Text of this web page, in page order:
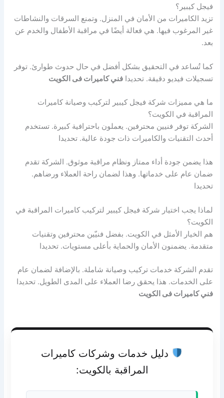
فيجل كيبير؟
تزيد الكاميرات من الأمان في المنزل. وتمنع السرقات والنشاطات
غير المرغوب فيها. هي فعالة أيضًا في مراقبة الأطفال والخدم عن
بعد.
كما تُساعد في التحقيق بشكل أفضل في حال حدوث طوارئ. توفر
تسجيلات فيديو دقيقة. تحديدافني كاميرات فى الكويت
ما هي مميزات شركة فيجل كيبير لتركيب وصيانة كاميرات
المراقبة في الكويت؟
الشركة توفر فنيين محترفين. يعملون باحترافية كبيرة. تستخدم
أحدث التقنيات والكاميرات ذات جودة عالية. تحديدا
هذا يضمن جودة أداء ممتاز ونظام مراقبة موثوق. الشركة تقدم
ضمان عام على خدماتها. وهذا لضمان راحة العملاء ورضاهم.
تحديدا
لماذا يجب اختيار شركة فيجل كيبير لتركيب كاميرات المراقبة في
الكويت؟
هم الخيار الأمثل في الكويت. بفضل فنيّين محترفين وتقنيات
متقدمة. يضمنون الأمان والحماية بأعلى مستويات. تحديدا
تقدم الشركة خدمات تركيب وصيانة شاملة. بالإضافة لضمان عام
على الخدمات. هذا يحقق رضا العملاء على المدى الطويل. تحديدا
فني كاميرات فى الكويت
دليل خدمات وشركات كاميرات
المراقبة بالكويت: